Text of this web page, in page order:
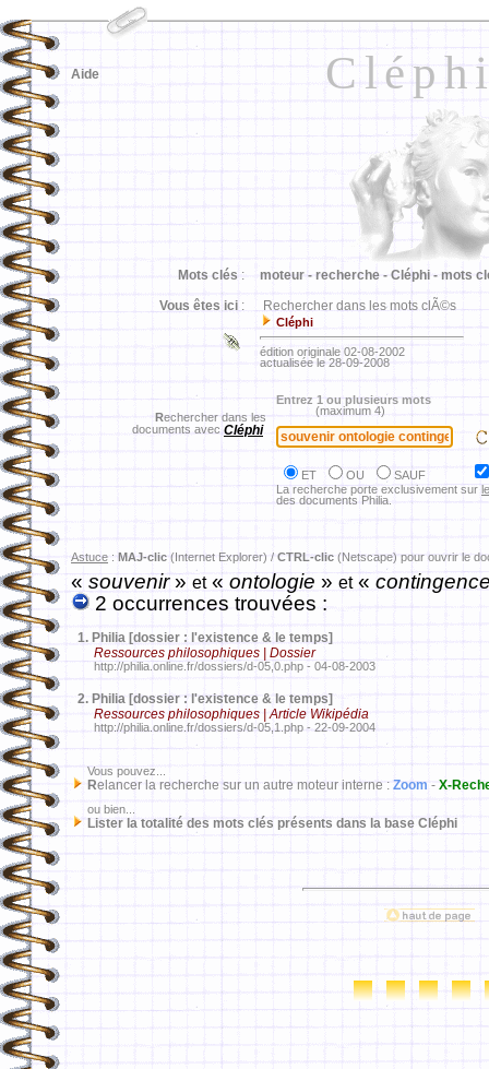
Aide
Mots clés : moteur - recherche - Cléphi - mots
Vous êtes ici : Rechercher dans les mots clÃ©s
Cléphi
édition originale 02-08-2002
actualisée le 28-09-2008
Rechercher dans les
documents avec Cléphi
Entrez 1 ou plusieurs mots
(maximum 4)
ET OU
SAUF
La recherche porte exclusivement sur
des documents Philia.
Astuce : MAJ-clic (Internet Explorer) / CTRL-clic (Netscape) pour ouvrir le
«souvenir» et« ontologie » et«
2 occurrences trouvées :
1. Philia [dossier : l'existence & le temps]
Ressources philosophiques | Dossier
http://philia.online.fr/dossiers/d-05,0.php - 04-08-2003
2. Philia [dossier : l'existence & le temps]
Ressources philosophiques | Article Wikipédia
http://philia.online.fr/dossiers/d-05,1.php - 22-09-2004
Vous pouvez...
Relancer la recherche sur un autre moteur interne : Zoom - X-
ou bien...
Lister la totalité des mots clés présents dans la base Cléphi